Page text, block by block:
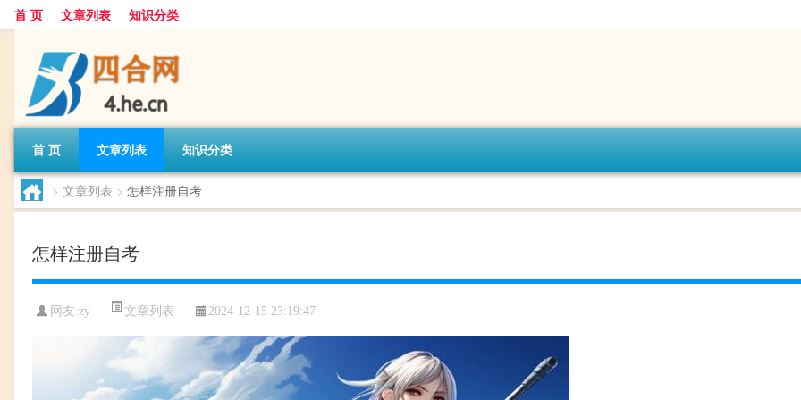
首 页 文章列表 知识分类
首 页 文章列表 知识分类
> 文章列表 > 怎样注册自考
怎样注册自考
网友:zy 文章列表 2024-12-15 23:19:47